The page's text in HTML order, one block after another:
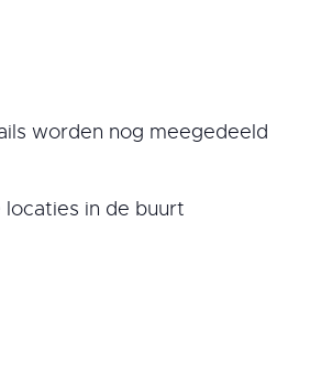
worden nog meegedeeld
locaties in de buurt